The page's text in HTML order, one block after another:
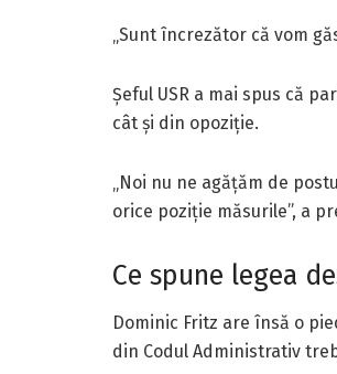
„Sunt încrezător că vom
Șeful USR a mai spus că
cât și din opoziție.
„Noi nu ne agățăm de
orice poziție măsurile”, a
Ce spune legea
Dominic Fritz are însă o
din Codul Administrativ